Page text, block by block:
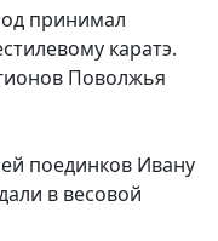
принимал
каратэ.
Поволжья
поединков Ивану
в весовой